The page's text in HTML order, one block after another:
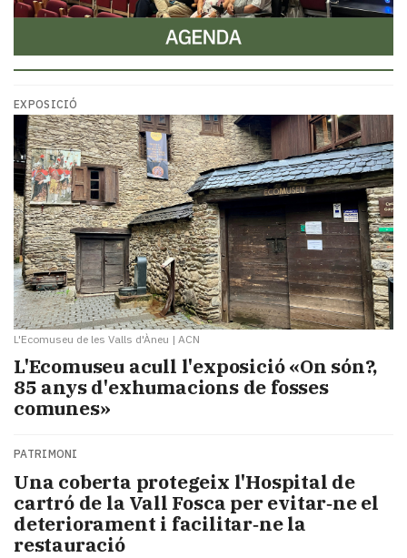
EXPOSICIÓ
L'Ecomuseu de les Valls d'Àneu | ACN
L'Ecomuseu acull l'exposició «On són?,
85 anys d'exhumacions de fosses
comunes»
PATRIMONI
Una coberta protegeix l'Hospital de
cartró de la Vall Fosca per evitar‑ne el
deteriorament i facilitar‑ne la
restauració